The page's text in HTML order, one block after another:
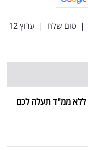
| טום שלח | ערוץ 12
ללא ממ"ד תעלה לכם